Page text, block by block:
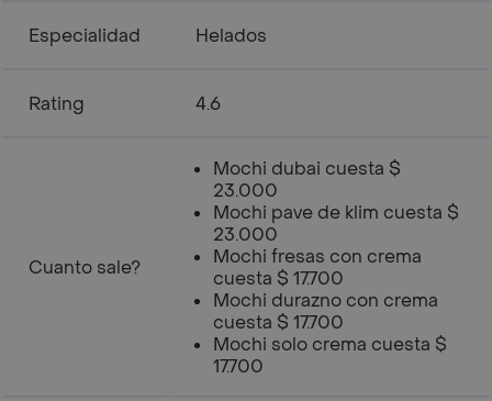
Especialidad Helados
Rating 4.6
Cuanto sale?
Mochi dubai cuesta $
23.000
Mochi pave de klim cuesta $
23.000
Mochi fresas con crema
cuesta $ 17.700
Mochi durazno con crema
cuesta $ 17.700
Mochi solo crema cuesta $
17.700